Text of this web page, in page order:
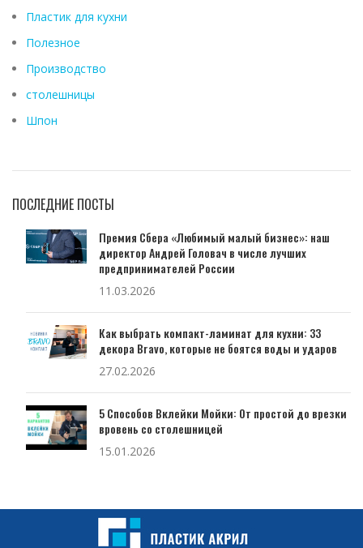
Пластик для кухни
Полезное
Производство
столешницы
Шпон
ПОСЛЕДНИЕ ПОСТЫ
Премия Сбера «Любимый малый бизнес»: наш
директор Андрей Головач в числе лучших
предпринимателей России
11.03.2026
Как выбрать компакт-ламинат для кухни: 33
декора Bravo, которые не боятся воды и ударов
27.02.2026
5 Способов Вклейки Мойки: От простой до врезки
вровень со столешницей
15.01.2026